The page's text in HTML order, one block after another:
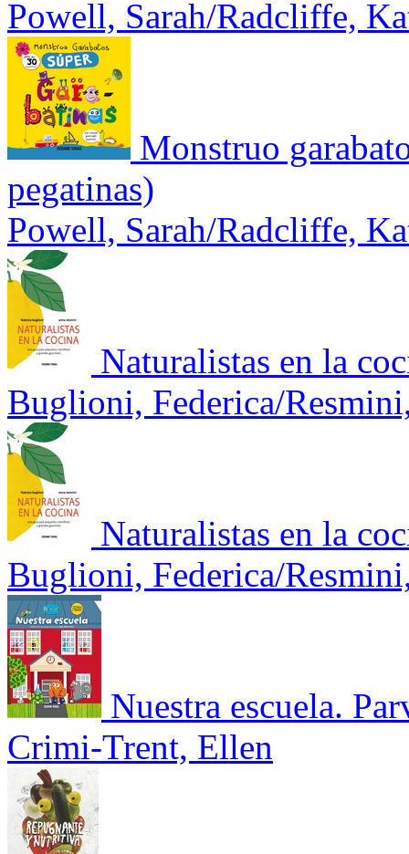
Powell, Sarah/Radcliffe,
Monstruo
pegatinas)
Powell, Sarah/Radcliffe,
Naturalistas en la
Buglioni, Federica/
Naturalistas en la
Buglioni, Federica/
Nuestra escuela.
Crimi-Trent, Ellen